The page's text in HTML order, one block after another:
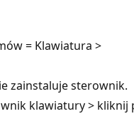
= Klawiatura >
zainstaluje sterownik.
klawiatury > kliknij